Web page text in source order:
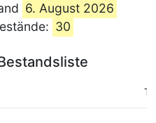
6. August 2026
30